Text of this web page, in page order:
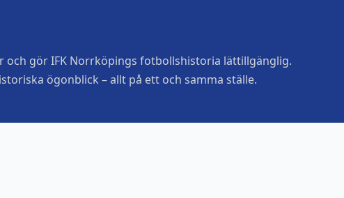
och gör IFK Norrköpings fotbollshistoria lättillgänglig.
ögonblick – allt på ett och samma ställe.